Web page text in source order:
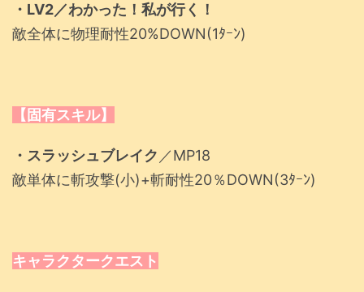
・LV2／わかった！私が行く！
敵全体に物理耐性20%DOWN(1ﾀｰﾝ)
【固有スキル】
・スラッシュブレイク ／MP18
敵単体に斬攻撃(小)+斬耐性20％DOWN(3ﾀｰﾝ)
キャラクタークエスト